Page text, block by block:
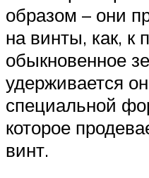
образом – они
на винты, как, к
обыкновенное
удерживается
специальной
которое
винт.